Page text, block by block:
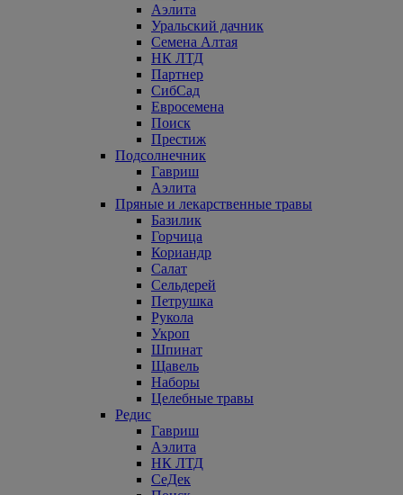
Аэлита
Уральский дачник
Семена Алтая
НК ЛТД
Партнер
СибСад
Евросемена
Поиск
Престиж
Подсолнечник
Гавриш
Аэлита
Пряные и лекарственные травы
Базилик
Горчица
Кориандр
Салат
Сельдерей
Петрушка
Рукола
Укроп
Шпинат
Щавель
Наборы
Целебные травы
Редис
Гавриш
Аэлита
НК ЛТД
СеДек